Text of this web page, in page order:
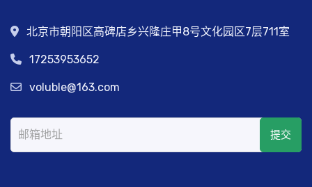
北京市朝阳区高碑店乡兴隆庄甲8号文化园区7层711室
17253953652
voluble@163.com
提交